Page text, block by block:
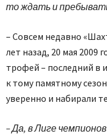
то ждать и
– Совсем недавно
лет назад, 20 мая 2009
трофей – последний в
к тому памятному
уверенно и набирали
– Да, в Лиге